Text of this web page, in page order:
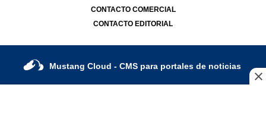
CONTACTO COMERCIAL
CONTACTO EDITORIAL
Mustang Cloud - CMS para portales de noticias